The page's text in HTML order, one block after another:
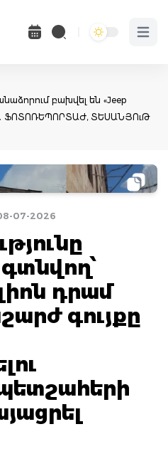
Open
բախվել են «Jeep
ն․ ՖՈՏՈՌԵՊՈՐՏԱԺ, ՏԵՍԱՆՅՈւԹ
07-2026
դրամ
գույքը